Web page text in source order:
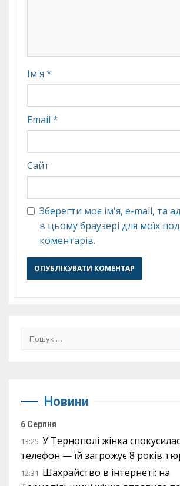
Ім'я *
Email *
Сайт
Зберегти моє ім'я, e-mail, та
в цьому браузері для моїх
коментарів.
Пошук:
Новини
6 Серпня
13:25 У Тернополі жінка
телефон — їй загрожує 8 років
12:31 Шахрайство в інтернеті: на